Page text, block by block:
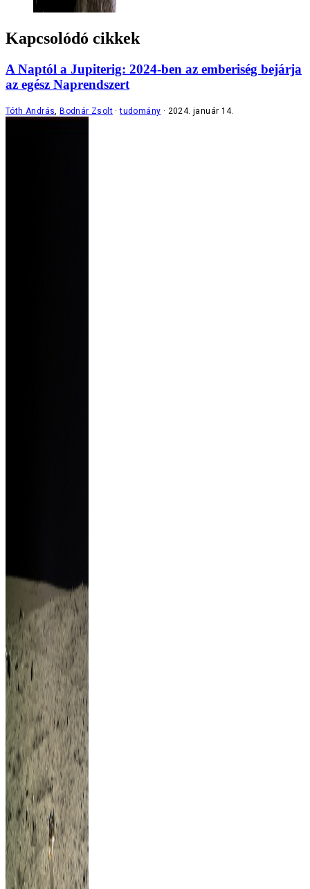
Kapcsolódó cikkek
A Naptól a Jupiterig: 2024-ben az emberiség bejárja
az egész Naprendszert
Tóth András, Bodnár Zsolt tudomány 2024. január 14.